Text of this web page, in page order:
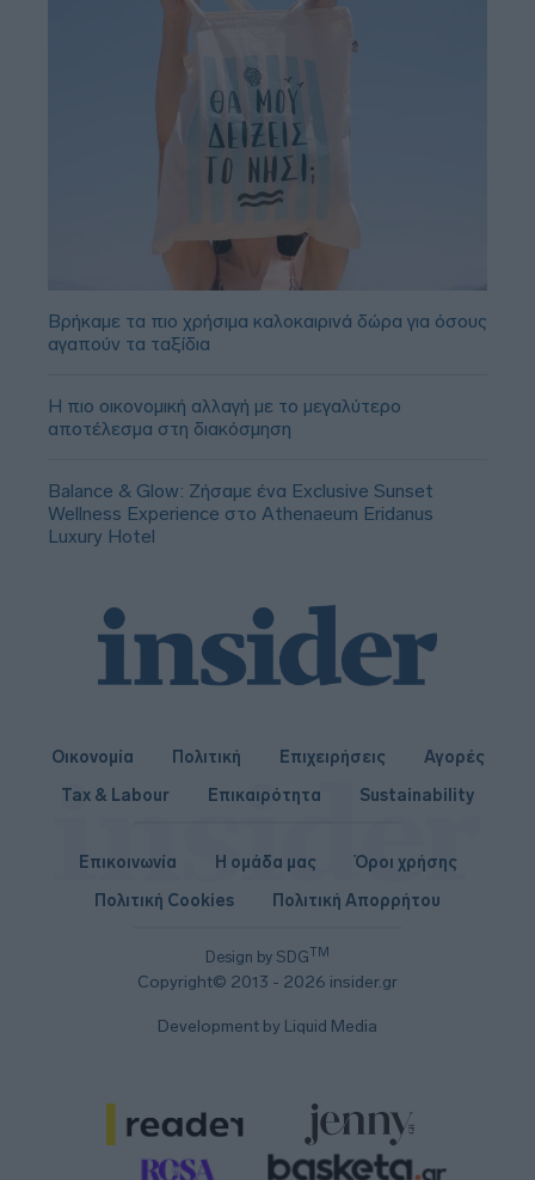
Βρήκαμε τα πιο χρήσιμα καλοκαιρινά δώρα για όσους
αγαπούν τα ταξίδια
Η πιο οικονομική αλλαγή με το μεγαλύτερο
αποτέλεσμα στη διακόσμηση
Balance & Glow: Ζήσαμε ένα Exclusive Sunset
Wellness Experience στο Athenaeum Eridanus
Luxury Hotel
Οικονομία Πολιτική Επιχειρήσεις
Αγορές
Tax & Labour
Επικαιρότητα Sustainability
Design by SDGTM
Copyright© 2013 - 2026 insider.gr
Επικοινωνία Η ομάδα μας
Όροι χρήσης
Πολιτική Cookies
Πολιτική Απορρήτου
Development by Liquid Media